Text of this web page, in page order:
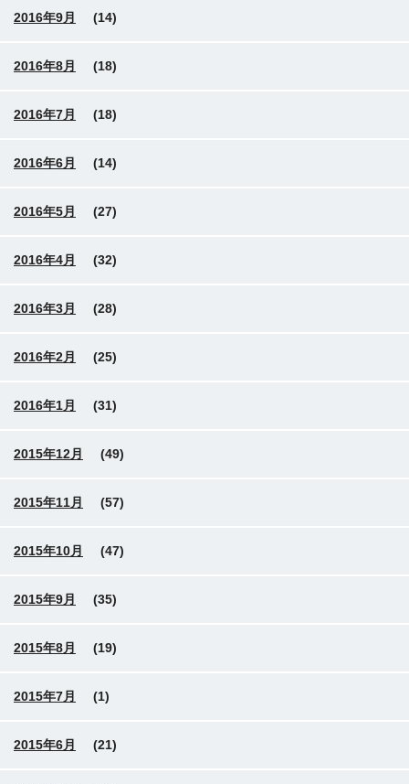
2016年9月 (14)
2016年8月 (18)
2016年7月 (18)
2016年6月 (14)
2016年5月 (27)
2016年4月 (32)
2016年3月 (28)
2016年2月 (25)
2016年1月 (31)
2015年12月 (49)
2015年11月 (57)
2015年10月 (47)
2015年9月 (35)
2015年8月 (19)
2015年7月 (1)
2015年6月 (21)